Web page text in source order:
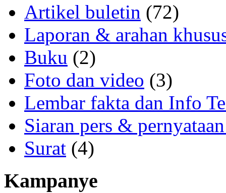
Artikel buletin (72)
Laporan & arahan
Buku (2)
Foto dan video (3)
Lembar fakta dan Info
Siaran pers &
Surat (4)
Kampanye